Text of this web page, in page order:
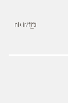
nl1.ir/fnd